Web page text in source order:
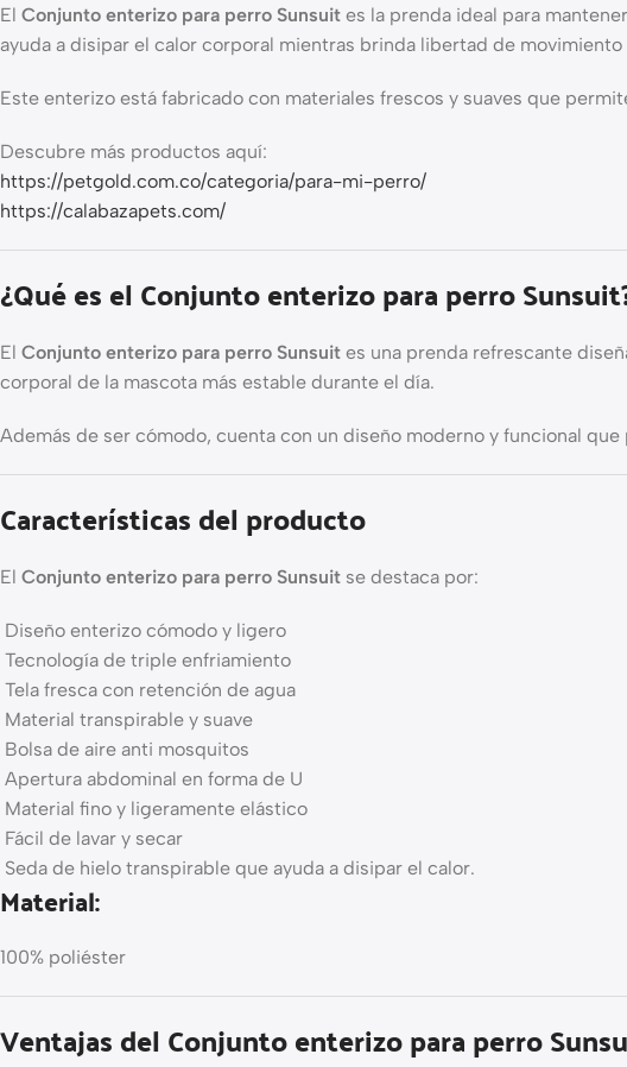
El Conjunto enterizo para perro Sunsuit es la prenda ideal para
ayuda a disipar el calor corporal mientras brinda libertad de
Este enterizo está fabricado con materiales frescos y suaves que
Descubre más productos aquí:
https://petgold.com.co/categoria/para-mi-perro/
https://calabazapets.com/
¿Qué es el Conjunto enterizo para perro
El Conjunto enterizo para perro Sunsuit es una prenda refrescante
corporal de la mascota más estable durante el día.
Además de ser cómodo, cuenta con un diseño moderno y funcional
Características del producto
El Conjunto enterizo para perro Sunsuit se destaca por:
Diseño enterizo cómodo y ligero
Tecnología de triple enfriamiento
Tela fresca con retención de agua
Material transpirable y suave
Bolsa de aire anti mosquitos
Apertura abdominal en forma de U
Material fino y ligeramente elástico
Fácil de lavar y secar
Seda de hielo transpirable que ayuda a disipar el calor.
Material:
100% poliéster
Ventajas del Conjunto enterizo para perro